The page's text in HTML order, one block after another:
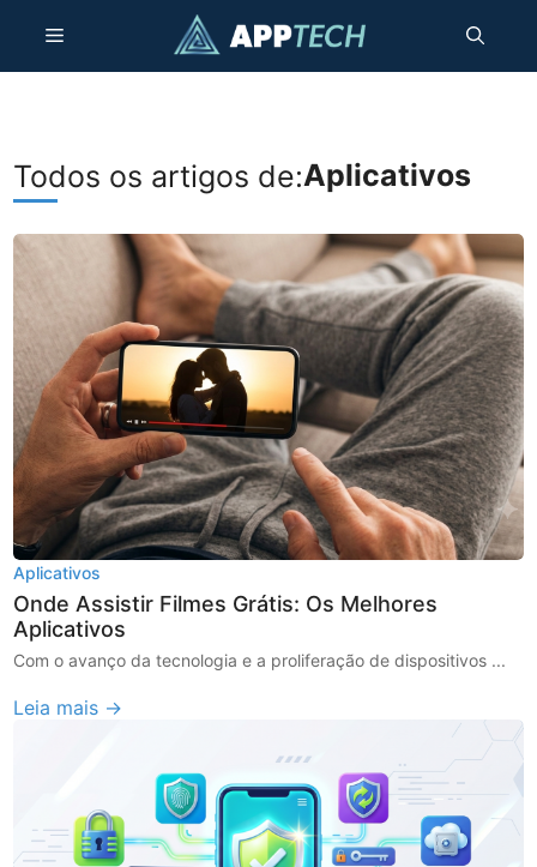
content
Menu
Todos os artigos de:Aplicativos
Aplicativos
Onde Assistir Filmes Grátis: Os Melhores
Aplicativos
Com o avanço da tecnologia e a proliferação de dispositivos ...
Leia mais →